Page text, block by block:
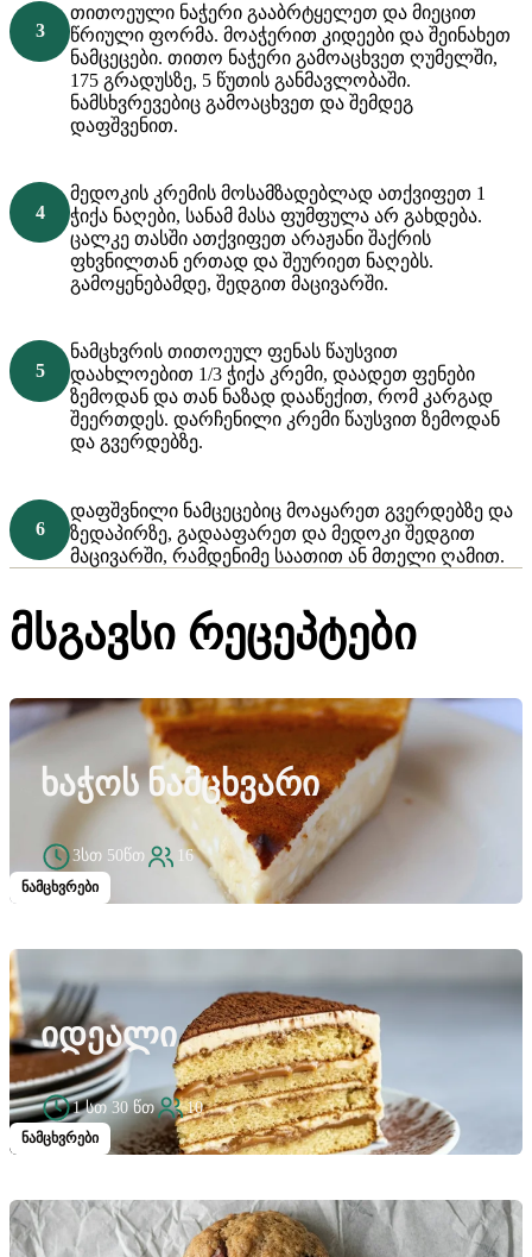
თითოეული ნაჭერი გააბრტყელეთ და მიეცით
წრიული ფორმა. მოაჭერით კიდეები და შეინახეთ
ნამცეცები. თითო ნაჭერი გამოაცხვეთ ღუმელში,
175 გრადუსზე, 5 წუთის განმავლობაში.
ნამსხვრევებიც გამოაცხვეთ და შემდეგ
დაფშვენით.
მედოკის კრემის მოსამზადებლად ათქვიფეთ 1
ჭიქა ნაღები, სანამ მასა ფუმფულა არ გახდება.
ცალკე თასში ათქვიფეთ არაჟანი შაქრის
ფხვნილთან ერთად და შეურიეთ ნაღებს.
გამოყენებამდე, შედგით მაცივარში.
ნამცხვრის თითოეულ ფენას წაუსვით
დაახლოებით 1/3 ჭიქა კრემი, დაადეთ ფენები
ზემოდან და თან ნაზად დააწექით, რომ კარგად
შეერთდეს. დარჩენილი კრემი წაუსვით ზემოდან
და გვერდებზე.
დაფშვნილი ნამცეცებიც მოაყარეთ გვერდებზე და
ზედაპირზე, გადააფარეთ და მედოკი შედგით
მაცივარში, რამდენიმე საათით ან მთელი ღამით.
მსგავსი რეცეპტები
ნამცხვრები
ᲮᲐᲭᲝᲡ ᲜᲐᲛᲪᲮᲕᲐᲠᲘ
3სთ 50წთ 16
ნამცხვრები
ᲘᲓᲔᲐᲚᲘ
1 სთ 30 წთ 10